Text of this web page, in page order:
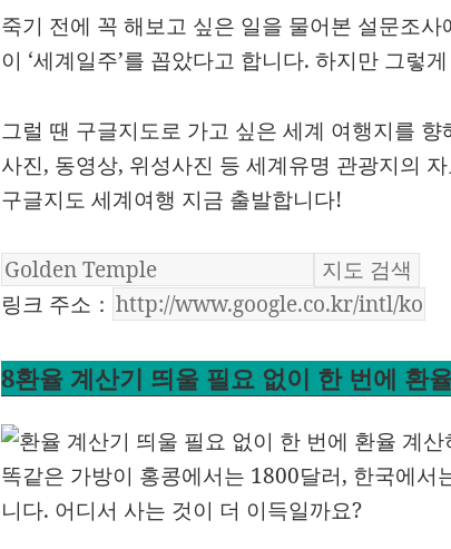
죽기 전에 꼭 해보고 싶은 일을 물어본 설문조
이 ‘세계일주’를 꼽았다고 합니다. 하지만 그렇
그럴 땐 구글지도로 가고 싶은 세계 여행지를
사진, 동영상, 위성사진 등 세계유명 관광지의
구글지도 세계여행 지금 출발합니다!
링크 주소：
8환율 계산기 띄울 필요 없이 한 번에 환
똑같은 가방이 홍콩에서는 1800달러, 한국에서
니다. 어디서 사는 것이 더 이득일까요?